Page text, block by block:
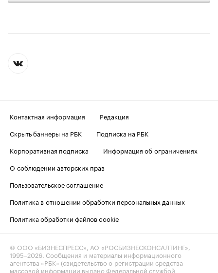
Контактная информация
Редакция
Скрыть баннеры на РБК
Подписка на РБК
Корпоративная подписка
Информация об ограничениях
О соблюдении авторских прав
Пользовательское соглашение
Политика в отношении обработки персональных данных
Политика обработки файлов cookie
© ООО «БИЗНЕСПРЕСС», АО «РОСБИЗНЕСКОНСАЛТИНГ»,
1995–2026. Сообщения и материалы информационного
агентства «РБК» (свидетельство о регистрации средства
массовой информации выдано Федеральной службой